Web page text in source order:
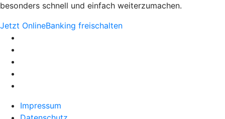
besonders schnell und einfach weiterzumachen.
Jetzt OnlineBanking freischalten
Impressum